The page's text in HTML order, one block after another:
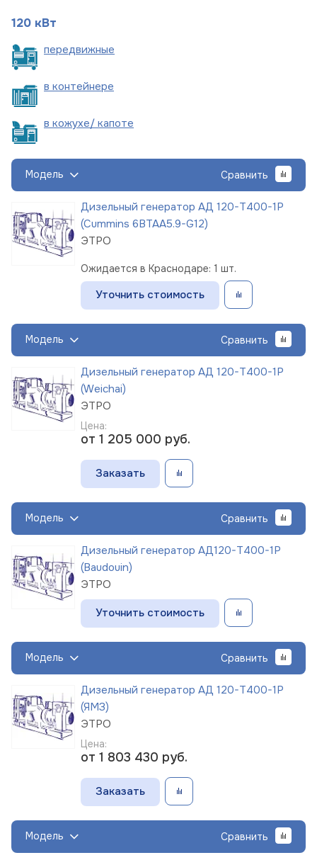
120 кВт
передвижные
в контейнере
в кожухе/ капоте
Модель Сравнить
Дизельный генератор АД 120-Т400-1Р
(Cummins 6BTAA5.9-G12)
ЭТРО
Ожидается в Краснодаре: 1 шт.
Уточнить стоимость
Модель Сравнить
Дизельный генератор АД 120-Т400-1Р
(Weichai)
ЭТРО
Цена:
от 1 205 000 руб.
Заказать
Модель Сравнить
Дизельный генератор АД120-Т400-1Р
(Baudouin)
ЭТРО
Уточнить стоимость
Модель Сравнить
Дизельный генератор АД 120-Т400-1Р
(ЯМЗ)
ЭТРО
Цена:
от 1 803 430 руб.
Заказать
Модель Сравнить